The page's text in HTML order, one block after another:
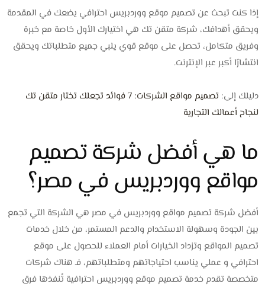
إذا كنت تبحث عن تصميم موقع ووردبريس احترافي يضعك في المقدمة
ويحقق أهدافك، شركة متقن تك هي اختيارك الأول خاصة مع خبرة
وفريق متكامل، تحصل على موقع قوي يلبي جميع متطلباتك ويحقق
انتشارًا أكبر عبر الإنترنت.
دليلك إلى:
تصميم مواقع الشركات: 7 فوائد تجعلك تختار متقن تك
لنجاح أعمالك التجارية
ما هي أفضل شركة تصميم
مواقع ووردبريس في مصر؟
أفضل شركة تصميم مواقع ووردبريس في مصر هي الشركة التي تجمع
بين الجودة وسهولة الاستخدام والدعم المستمر، من خلال خدمات
تصميم المواقع وتزداد الخيارات أمام العملاء للحصول على موقع
احترافي و عملي يناسب احتياجاتهم ومتطلباتهم، فـ هناك شركات
متخصصة تقدم خدمة تصميم موقع ووردبريس احترافية تُنفذها فرق